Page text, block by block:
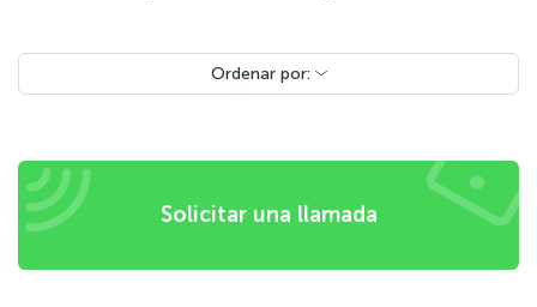
Ordenar por:
Solicitar una llamada